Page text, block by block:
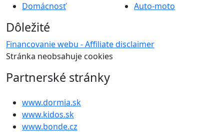
Domácnosť
Auto-moto
Dôležité
Financovanie webu - Affiliate disclaimer
Stránka neobsahuje cookies
Partnerské stránky
www.dormia.sk
www.kidos.sk
www.bonde.cz